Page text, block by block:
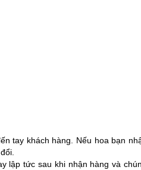
tay khách hàng. Nếu hoa bạn
lập tức sau khi nhận hàng và